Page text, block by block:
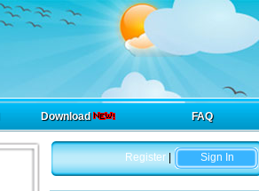
Download FAQ
Sign In
Register